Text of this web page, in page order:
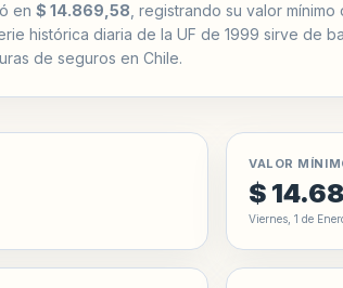
en $ 14.869,58 , registrando su valor mínimo
histórica diaria de la UF de 1999 sirve
de seguros en Chile.
VALOR
$
Viernes, 1 de